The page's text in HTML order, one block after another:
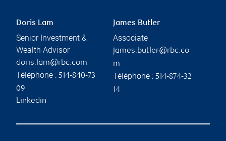
Doris Lam
Senior Investment &
Wealth Advisor
doris.lam@rbc.com
Téléphone : 514-840-73
09
Linkedin
James Butler
Associate
james.butler@rbc.co
m
Téléphone : 514-874-32
14